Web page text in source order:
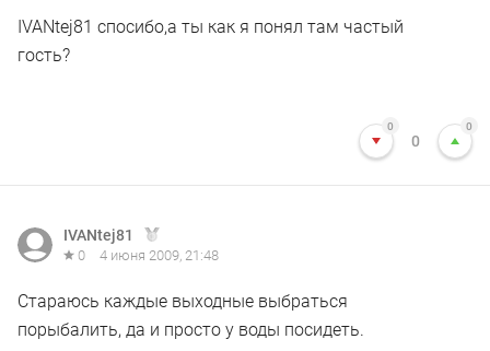
IVANtej81 спосибо,а ты как я понял там частый
гость?
0
0
0
IVANtej81
0 4 июня 2009, 21:48
Стараюсь каждые выходные выбраться
порыбалить, да и просто у воды посидеть.